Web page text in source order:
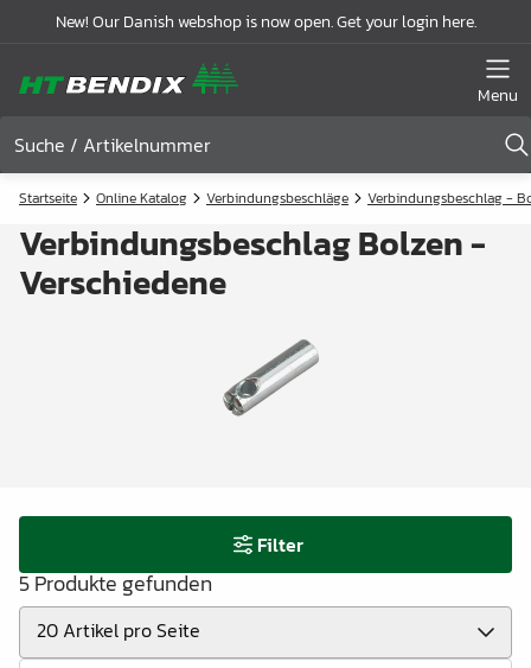
New! Our Danish webshop is now open. Get your login here.
Menu
Startseite Online Katalog Verbindungsbeschläge Verbindungsbeschlag -
Verbindungsbeschlag Bolzen -
Verschiedene
Filter
5 Produkte gefunden